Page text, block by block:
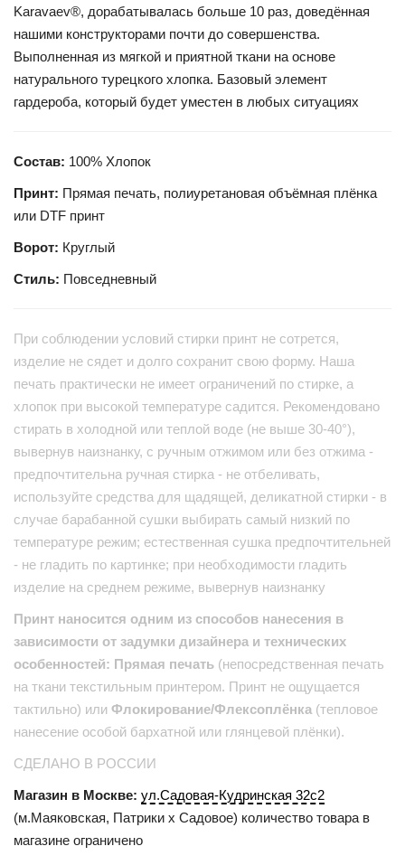
Karavaev®, дорабатывалась больше 10 раз, доведённая
нашими конструкторами почти до совершенства.
Выполненная из мягкой и приятной ткани на основе
натурального турецкого хлопка. Базовый элемент
гардероба, который будет уместен в любых ситуациях
Состав: 100% Хлопок
Принт: Прямая печать, полиуретановая объёмная плёнка
или DTF принт
Ворот: Круглый
Стиль: Повседневный
При соблюдении условий стирки принт не сотрется,
изделие не сядет и долго сохранит свою форму. Наша
печать практически не имеет ограничений по стирке, а
хлопок при высокой температуре садится. Рекомендовано
стирать в холодной или теплой воде (не выше 30-40°),
вывернув наизнанку, с ручным отжимом или без отжима -
предпочтительна ручная стирка - не отбеливать,
используйте средства для щадящей, деликатной стирки - в
случае барабанной сушки выбирать самый низкий по
температуре режим; естественная сушка предпочтительней
- не гладить по картинке; при необходимости гладить
изделие на среднем режиме, вывернув наизнанку
Принт наносится одним из способов нанесения в
зависимости от задумки дизайнера и технических
особенностей: Прямая печать (непосредственная печать
на ткани текстильным принтером. Принт не ощущается
тактильно) или Флокирование/Флексоплёнка (тепловое
нанесение особой бархатной или глянцевой плёнки).
СДЕЛАНО В РОССИИ
Магазин в Москве: ул.Садовая-Кудринская 32с2
(м.Маяковская, Патрики x Садовое) количество товара в
магазине ограничено